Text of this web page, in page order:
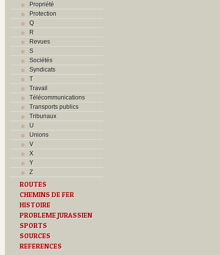
Propriété
Protection
Q
R
Revues
S
Sociétés
Syndicats
T
Travail
Télécommunications
Transports publics
Tribunaux
U
Unions
V
X
Y
Z
ROUTES
CHEMINS DE FER
HISTOIRE
PROBLEME JURASSIEN
SPORTS
SOURCES
REFERENCES